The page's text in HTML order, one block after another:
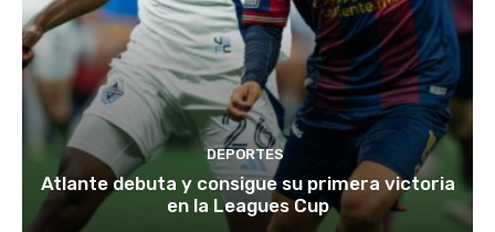
DEPORTES
Atlante debuta y consigue su primera victoria
en la Leagues Cup